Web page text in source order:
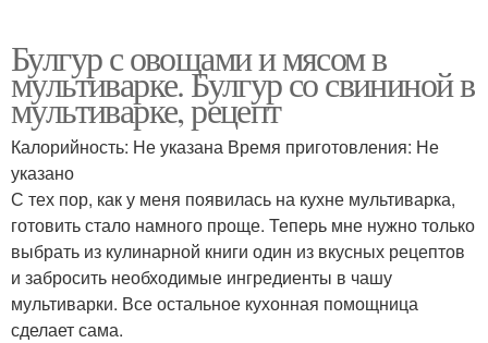
Булгур с овощами и мясом в
мультиварке. Булгур со свининой в
мультиварке, рецепт
Калорийность: Не указана Время приготовления: Не
указано
С тех пор, как у меня появилась на кухне мультиварка,
готовить стало намного проще. Теперь мне нужно только
выбрать из кулинарной книги один из вкусных рецептов
и забросить необходимые ингредиенты в чашу
мультиварки. Все остальное кухонная помощница
сделает сама.